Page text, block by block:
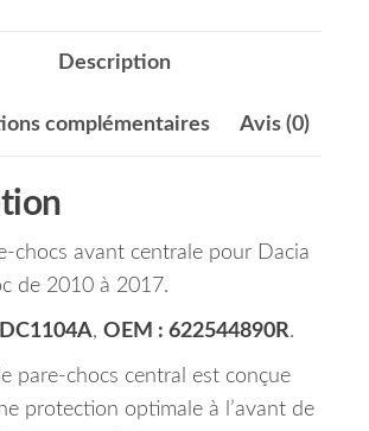
Description
complémentaires Avis (0)
chocs avant centrale pour Dacia
de 2010 à 2017.
, OEM : 622544890R.
pare-chocs central est conçue
protection optimale à l’avant de